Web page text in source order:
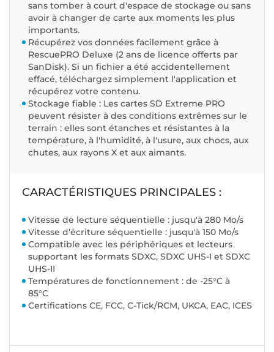
sans tomber à court d'espace de stockage ou sans
avoir à changer de carte aux moments les plus
importants.
Récupérez vos données facilement grâce à
RescuePRO Deluxe (2 ans de licence offerts par
SanDisk). Si un fichier a été accidentellement
effacé, téléchargez simplement l'application et
récupérez votre contenu.
Stockage fiable : Les cartes SD Extreme PRO
peuvent résister à des conditions extrêmes sur le
terrain : elles sont étanches et résistantes à la
température, à l'humidité, à l'usure, aux chocs, aux
chutes, aux rayons X et aux aimants.
CARACTÉRISTIQUES PRINCIPALES :
Vitesse de lecture séquentielle : jusqu'à 280 Mo/s
Vitesse d’écriture séquentielle : jusqu'à 150 Mo/s
Compatible avec les périphériques et lecteurs
supportant les formats SDXC, SDXC UHS-I et SDXC
UHS-II
Températures de fonctionnement : de -25°C à
85°C
Certifications CE, FCC, C-Tick/RCM, UKCA, EAC, ICES